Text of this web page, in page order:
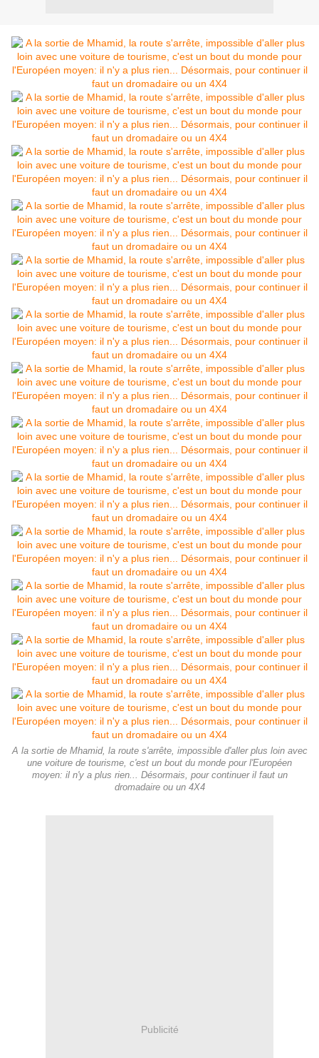
A la sortie de Mhamid, la route s'arrête, impossible d'aller plus loin avec
une voiture de tourisme, c'est un bout du monde pour l'Européen
moyen: il n'y a plus rien... Désormais, pour continuer il faut un
dromadaire ou un 4X4
Publicité